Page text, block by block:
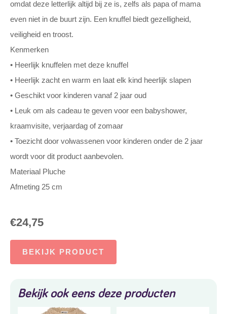
omdat deze letterlijk altijd bij ze is, zelfs als papa of mama
even niet in de buurt zijn. Een knuffel biedt gezelligheid,
veiligheid en troost.
Kenmerken
• Heerlijk knuffelen met deze knuffel
• Heerlijk zacht en warm en laat elk kind heerlijk slapen
• Geschikt voor kinderen vanaf 2 jaar oud
• Leuk om als cadeau te geven voor een babyshower,
kraamvisite, verjaardag of zomaar
• Toezicht door volwassenen voor kinderen onder de 2 jaar
wordt voor dit product aanbevolen.
Materiaal Pluche
Afmeting 25 cm
€24,75
BEKIJK PRODUCT
Bekijk ook eens deze producten